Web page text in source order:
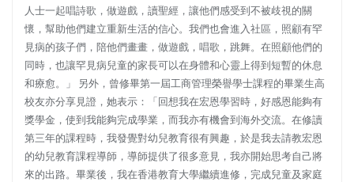
人士一起唱詩歌，做遊戲，讀聖經，讓他們感受到不被歧視的關
懷，幫助他們建立重新生活的信心。我們也會進入社區，照顧有罕
見病的孩子們，陪他們畫畫，做遊戲，唱歌，跳舞。在照顧他們的
同時，也讓罕見病兒童的家長可以在身體和心靈上得到短暫的休息
和療愈。」 另外，曾修畢第一屆工商管理榮譽學士課程的畢業生高
校友亦分享見證，她表示：「回想我在宏恩學習時，好感恩能夠有
獎學金，使到我能夠完成學業，而我亦有機會到海外交流。在修讀
第三年的課程時，我發覺對幼兒教育很有興趣，於是我去請教宏恩
的幼兒教育課程導師，導師提供了很多意見，我亦開始思考自己將
來的出路。畢業後，我在香港教育大學繼續進修，完成兒童及家庭